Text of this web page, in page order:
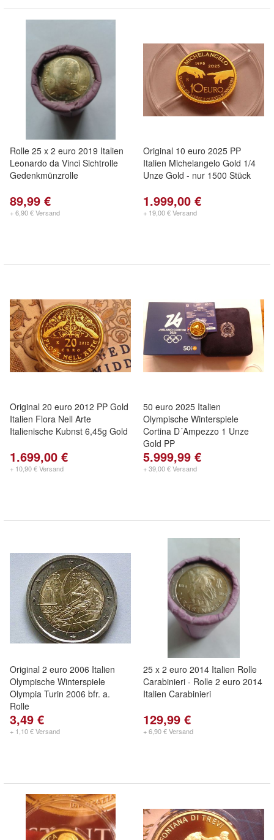
Rolle 25 x 2 euro 2019 Italien
Leonardo da Vinci Sichtrolle
Gedenkmünzrolle
89,99 €
+ 6,90 € Versand
Original 10 euro 2025 PP
Italien Michelangelo Gold 1/4
Unze Gold - nur 1500 Stück
1.999,00 €
+ 19,00 € Versand
Original 20 euro 2012 PP Gold
Italien Flora Nell Arte
Italienische Kubnst 6,45g Gold
1.699,00 €
+ 10,90 € Versand
50 euro 2025 Italien
Olympische Winterspiele
Cortina D´Ampezzo 1 Unze
Gold PP
5.999,99 €
+ 39,00 € Versand
Original 2 euro 2006 Italien
Olympische Winterspiele
Olympia Turin 2006 bfr. a.
Rolle
3,49 €
+ 1,10 € Versand
25 x 2 euro 2014 Italien Rolle
Carabinieri - Rolle 2 euro 2014
Italien Carabinieri
129,99 €
+ 6,90 € Versand